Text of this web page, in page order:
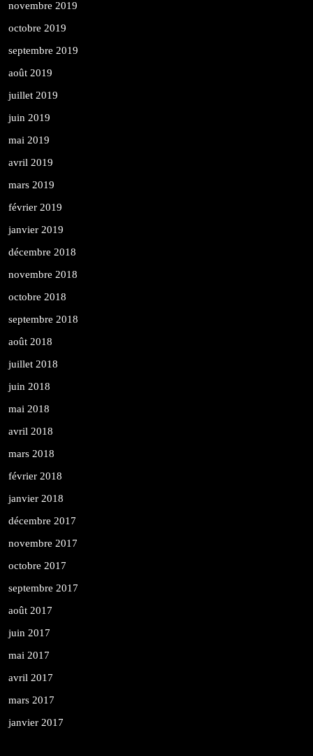
novembre 2019
octobre 2019
septembre 2019
août 2019
juillet 2019
juin 2019
mai 2019
avril 2019
mars 2019
février 2019
janvier 2019
décembre 2018
novembre 2018
octobre 2018
septembre 2018
août 2018
juillet 2018
juin 2018
mai 2018
avril 2018
mars 2018
février 2018
janvier 2018
décembre 2017
novembre 2017
octobre 2017
septembre 2017
août 2017
juin 2017
mai 2017
avril 2017
mars 2017
janvier 2017